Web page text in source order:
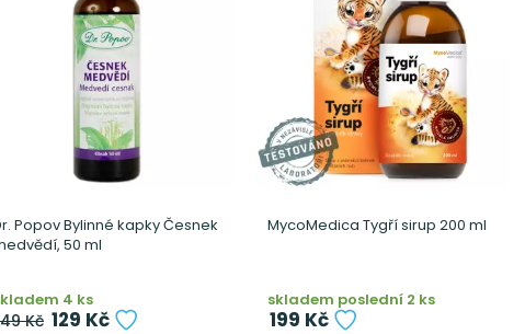
Popov Bylinné kapky Česnek
50 ml
4 ks
Kč 129 Kč
MycoMedica Tygří sirup 200 ml
skladem poslední 2 ks
199 Kč